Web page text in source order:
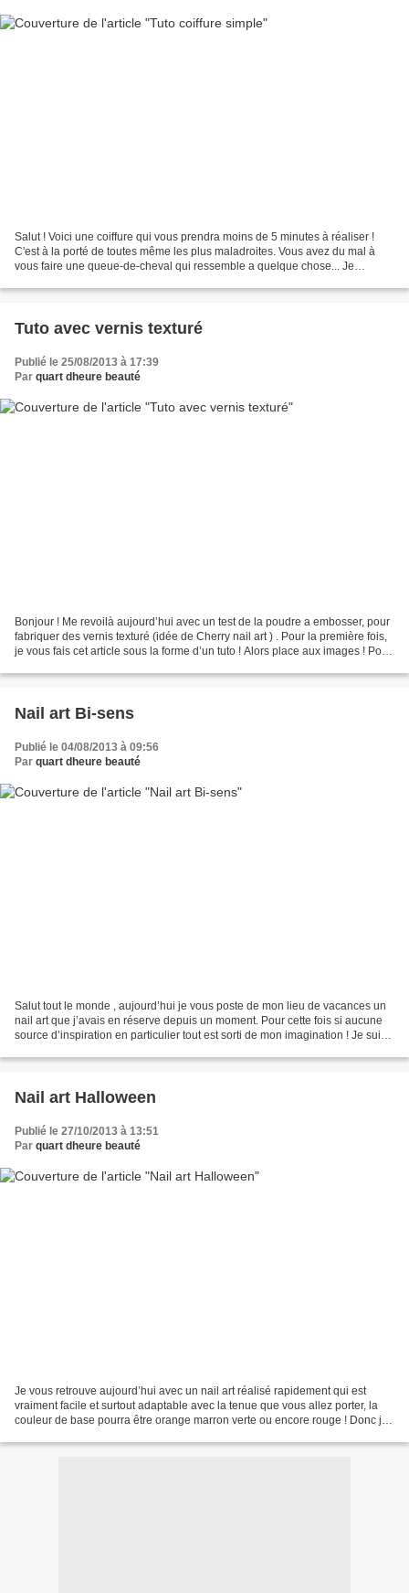
Salut ! Voici une coiffure qui vous prendra moins de 5 minutes à réaliser !
C'est à la porté de toutes même les plus maladroites. Vous avez du mal à
vous faire une queue-de-cheval qui ressemble a quelque chose... Je
Tuto avec vernis texturé
Publié le 25/08/2013 à 17:39
Par quart dheure beauté
Bonjour ! Me revoilà aujourd’hui avec un test de la poudre a embosser, pour
fabriquer des vernis texturé (idée de Cherry nail art ) . Pour la première fois,
je vous fais cet article sous la forme d’un tuto ! Alors place aux images ! Pour
Nail art Bi-sens
Publié le 04/08/2013 à 09:56
Par quart dheure beauté
Salut tout le monde , aujourd’hui je vous poste de mon lieu de vacances un
nail art que j’avais en réserve depuis un moment. Pour cette fois si aucune
source d’inspiration en particulier tout est sorti de mon imagination ! Je suis
Nail art Halloween
Publié le 27/10/2013 à 13:51
Par quart dheure beauté
Je vous retrouve aujourd’hui avec un nail art réalisé rapidement qui est
vraiment facile et surtout adaptable avec la tenue que vous allez porter, la
couleur de base pourra être orange marron verte ou encore rouge ! Donc j’ai